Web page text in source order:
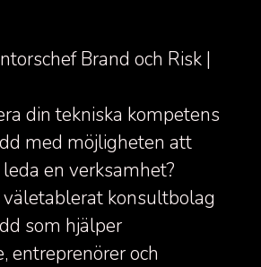
Brand och Risk |
din tekniska kompetens
med möjligheten att
en verksamhet?
konsultbolag
som hjälper
entreprenörer och